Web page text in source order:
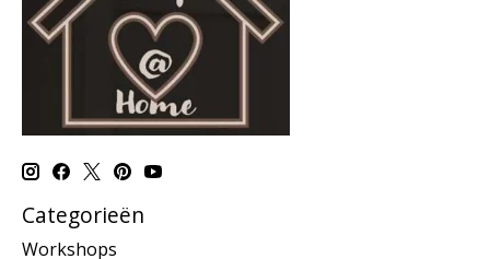
Categorieën
Workshops